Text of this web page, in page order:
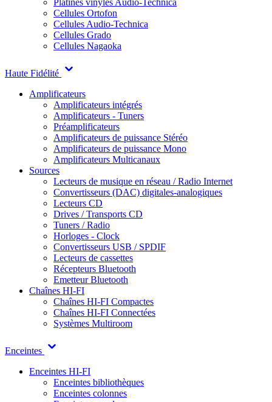
Platines vinyles Audio-Technica
Cellules Ortofon
Cellules Audio-Technica
Cellules Grado
Cellules Nagaoka
Haute Fidélité
Amplificateurs
Amplificateurs intégrés
Amplificateurs - Tuners
Préamplificateurs
Amplificateurs de puissance Stéréo
Amplificateurs de puissance Mono
Amplificateurs Multicanaux
Sources
Lecteurs de musique en réseau / Radio Internet
Convertisseurs (DAC) digitales-analogiques
Lecteurs CD
Drives / Transports CD
Tuners / Radio
Horloges - Clock
Convertisseurs USB / SPDIF
Lecteurs de cassettes
Récepteurs Bluetooth
Emetteur Bluetooth
Chaînes HI-FI
Chaînes HI-FI Compactes
Chaînes HI-FI Connectées
Systèmes Multiroom
Enceintes
Enceintes HI-FI
Enceintes bibliothèques
Enceintes colonnes